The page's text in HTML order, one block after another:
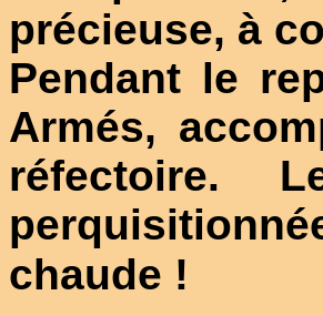
précieuse, à
Pendant le
Armés,
réfectoire.
chaude !